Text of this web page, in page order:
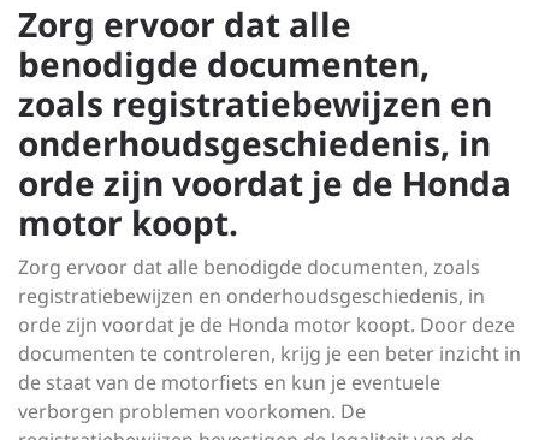
Zorg ervoor dat alle
benodigde documenten,
zoals registratiebewijzen en
onderhoudsgeschiedenis, in
orde zijn voordat je de Honda
motor koopt.
Zorg ervoor dat alle benodigde documenten, zoals
registratiebewijzen en onderhoudsgeschiedenis, in
orde zijn voordat je de Honda motor koopt. Door deze
documenten te controleren, krijg je een beter inzicht in
de staat van de motorfiets en kun je eventuele
verborgen problemen voorkomen. De